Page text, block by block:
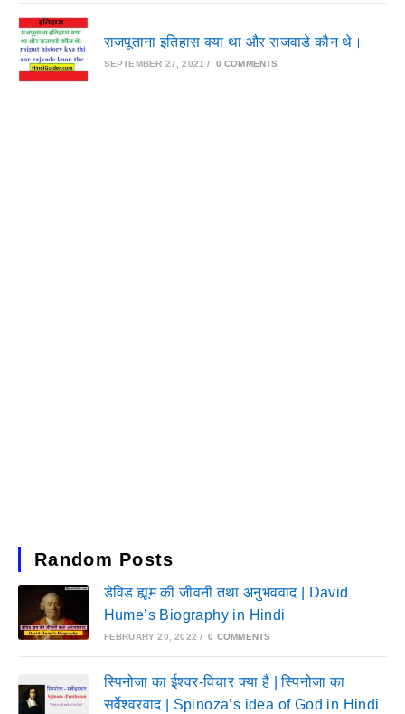
राजपूताना इतिहास क्या था और राजवाडे कौन थे।
SEPTEMBER 27, 2021 / 0 COMMENTS
Random Posts
डेविड ह्यूम की जीवनी तथा अनुभववाद | David
Hume’s Biography in Hindi
FEBRUARY 20, 2022 / 0 COMMENTS
स्पिनोजा का ईश्वर-विचार क्या है | स्पिनोजा का
सर्वेश्वरवाद | Spinoza’s idea of God in Hindi